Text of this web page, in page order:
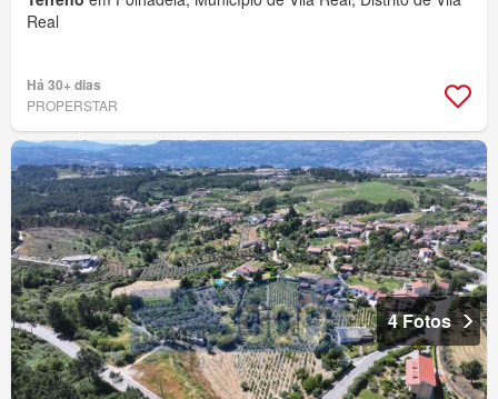
Real
Há 30+ dias
PROPERSTAR
4 Fotos